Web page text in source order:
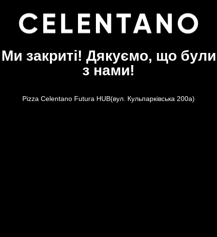
Ми закриті! Дякуємо, що були
з нами!
Pizza Celentano Futura HUB(вул. Кульпарківська 200а)